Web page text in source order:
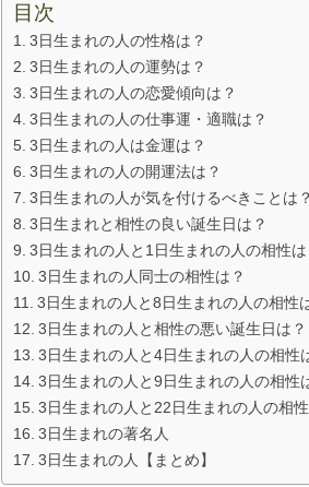
目次
3日生まれの人の性格は？
3日生まれの人の運勢は？
3日生まれの人の恋愛傾向は？
3日生まれの人の仕事運・適職は？
3日生まれの人は金運は？
3日生まれの人の開運法は？
3日生まれの人が気を付けるべきことは？
3日生まれと相性の良い誕生日は？
3日生まれの人と1日生まれの人の相性は
3日生まれの人同士の相性は？
3日生まれの人と8日生まれの人の相性
3日生まれの人と相性の悪い誕生日は？
3日生まれの人と4日生まれの人の相性
3日生まれの人と9日生まれの人の相性
3日生まれの人と22日生まれの人の相
3日生まれの著名人
3日生まれの人【まとめ】